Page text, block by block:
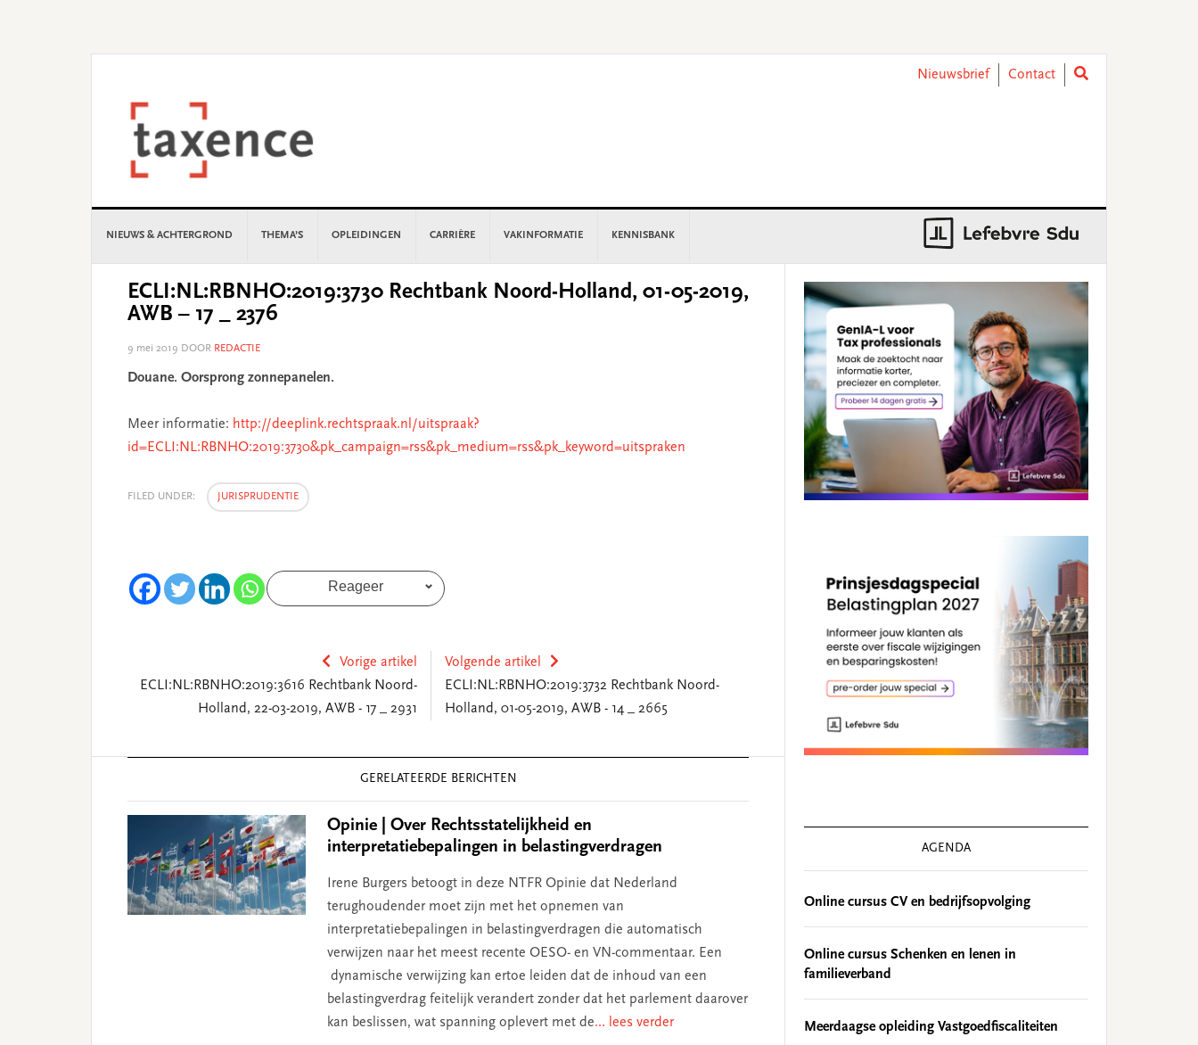
Nieuwsbrief
Contact
NIEUWS & ACHTERGROND THEMA’S OPLEIDINGEN CARRIÈRE VAKINFORMATIE KENNISBANK
ECLI:NL:RBNHO:2019:3730 Rechtbank Noord-Holland, 01-05-2019,
AWB – 17 _ 2376
9 mei 2019 DOOR REDACTIE
Douane. Oorsprong zonnepanelen.
Meer informatie: http://deeplink.rechtspraak.nl/uitspraak?
id=ECLI:NL:RBNHO:2019:3730&pk_campaign=rss&pk_medium=rss&pk_keyword=uitspraken
FILED UNDER: JURISPRUDENTIE
Reageer
Vorige artikel
ECLI:NL:RBNHO:2019:3616 Rechtbank Noord-
Holland, 22-03-2019, AWB - 17 _ 2931
Volgende artikel
ECLI:NL:RBNHO:2019:3732 Rechtbank Noord-
Holland, 01-05-2019, AWB - 14 _ 2665
GERELATEERDE BERICHTEN
Opinie | Over Rechtsstatelijkheid en
interpretatiebepalingen in belastingverdragen
Irene Burgers betoogt in deze NTFR Opinie dat Nederland
terughoudender moet zijn met het opnemen van
interpretatiebepalingen in belastingverdragen die automatisch
verwijzen naar het meest recente OESO- en VN-commentaar. Een
dynamische verwijzing kan ertoe leiden dat de inhoud van een
belastingverdrag feitelijk verandert zonder dat het parlement daarover
kan beslissen, wat spanning oplevert met de... lees verder
Sidebar
AGENDA
Online cursus CV en bedrijfsopvolging
Online cursus Schenken en lenen in
familieverband
Meerdaagse opleiding Vastgoedfiscaliteiten